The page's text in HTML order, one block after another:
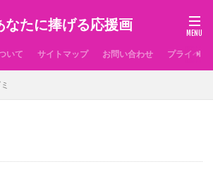
なたに捧げる応援画
いて サイトマップ お問い合わせ プライベー